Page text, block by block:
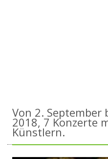
Von 2. September
2018, 7 Konzerte
Künstlern.